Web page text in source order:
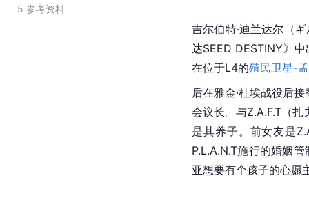
5 参考资料
吉尔伯特·迪兰达尔（
达SEED DESTINY》
在位于L4的殖民卫星-
后在雅金·杜埃战役后
会议长。与Z.A.F.T（扎
是其养子。前女友是
P.L.A.N.T施行的婚姻
亚想要有个孩子的心愿